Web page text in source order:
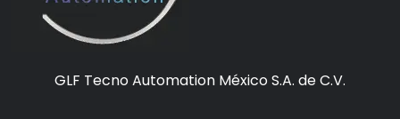
GLF Tecno Automation México S.A. de C.V.